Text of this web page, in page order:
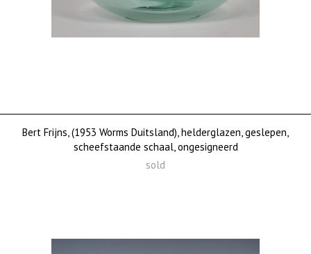
Bert Frijns, (1953 Worms Duitsland), helderglazen, geslepen,
scheefstaande schaal, ongesigneerd
sold